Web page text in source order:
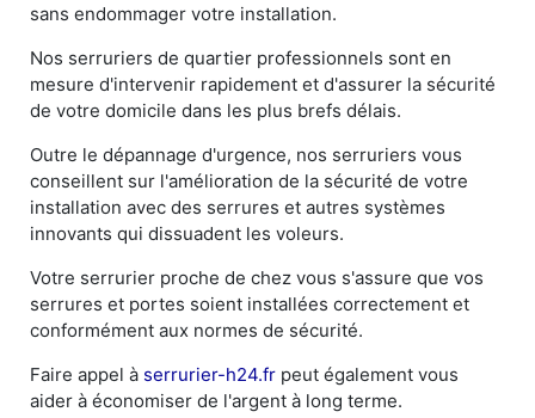
sans endommager votre installation.
Nos serruriers de quartier professionnels sont en
mesure d'intervenir rapidement et d'assurer la sécurité
de votre domicile dans les plus brefs délais.
Outre le dépannage d'urgence, nos serruriers vous
conseillent sur l'amélioration de la sécurité de votre
installation avec des serrures et autres systèmes
innovants qui dissuadent les voleurs.
Votre serrurier proche de chez vous s'assure que vos
serrures et portes soient installées correctement et
conformément aux normes de sécurité.
Faire appel à serrurier-h24.fr peut également vous
aider à économiser de l'argent à long terme.